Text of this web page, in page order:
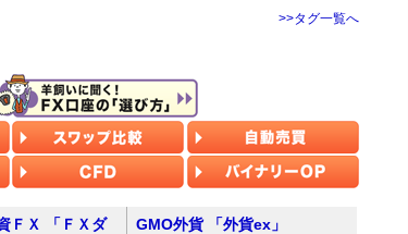
>>タグ一覧へ
ＦＸ 「ＦＸダ
GMO外貨 「外貨ex」